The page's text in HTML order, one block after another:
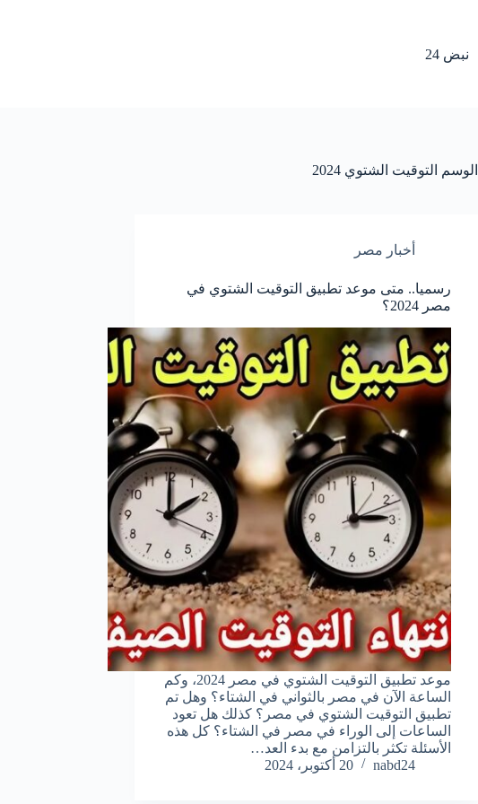
نبض 24
الوسم التوقيت الشتوي 2024
أخبار مصر
رسميا.. متى موعد تطبيق التوقيت الشتوي في
مصر 2024؟
موعد تطبيق التوقيت الشتوي في مصر 2024، وكم
الساعة الآن في مصر بالثواني في الشتاء؟ وهل تم
تطبيق التوقيت الشتوي في مصر؟ كذلك هل تعود
الساعات إلى الوراء في مصر في الشتاء؟ كل هذه
الأسئلة تكثر بالتزامن مع بدء العد…
nabd24
20 أكتوبر، 2024